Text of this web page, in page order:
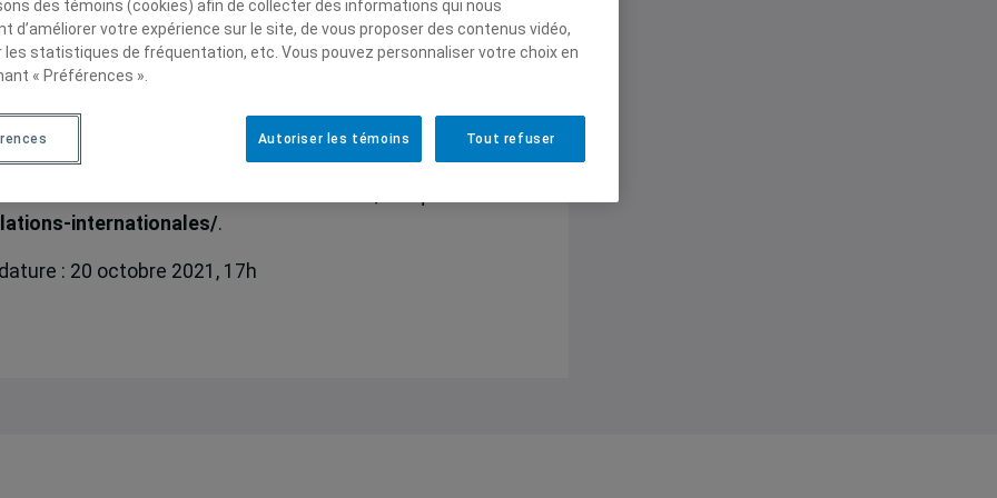
et d’Amérique du Nord.
participent aux simulations suivantes:
York
civile internationale – SimOACI, Montréal
votre dossier de candidature, cliquez ici :
internationales/.
: 20 octobre 2021, 17h
des témoins (cookies) afin de collecter des informations qui nous
d’améliorer votre expérience sur le site, de vous proposer des contenus vidéo,
les statistiques de fréquentation, etc. Vous pouvez personnaliser votre choix en
« Préférences ».
Tout refuser
Autoriser les témoins